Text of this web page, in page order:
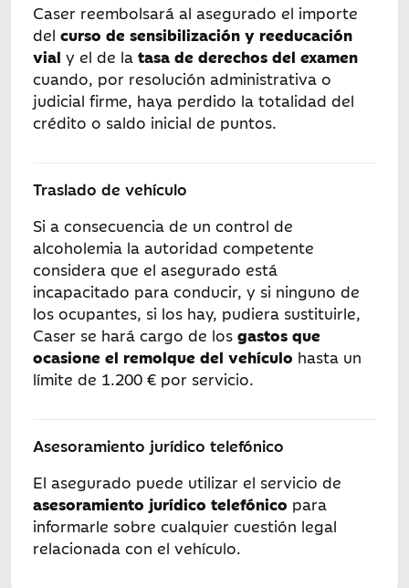
Caser reembolsará al asegurado el importe
del curso de sensibilización y reeducación
vial y el de la tasa de derechos del examen
cuando, por resolución administrativa o
judicial firme, haya perdido la totalidad del
crédito o saldo inicial de puntos.
Traslado de vehículo
Si a consecuencia de un control de
alcoholemia la autoridad competente
considera que el asegurado está
incapacitado para conducir, y si ninguno de
los ocupantes, si los hay, pudiera sustituirle,
Caser se hará cargo de los gastos que
ocasione el remolque del vehículo hasta un
límite de 1.200 € por servicio.
Asesoramiento jurídico telefónico
El asegurado puede utilizar el servicio de
asesoramiento jurídico telefónico para
informarle sobre cualquier cuestión legal
relacionada con el vehículo.